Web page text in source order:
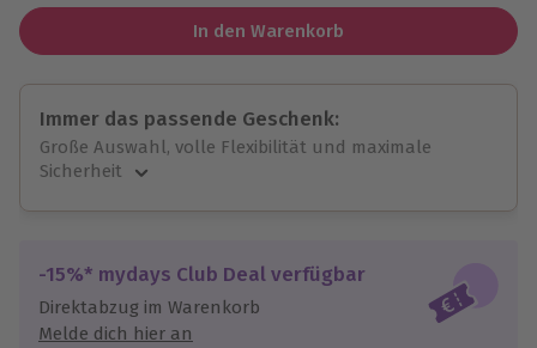
In den Warenkorb
Immer das passende Geschenk:
Große Auswahl, volle Flexibilität und maximale
Sicherheit
Jeder Gutschein für alle Erlebnisse einlösbar.
Maximale Sicherheit
3 Jahre gültig & verlängerbar.
-15%* mydays Club Deal verfügbar
Direktabzug im Warenkorb
Melde dich hier an